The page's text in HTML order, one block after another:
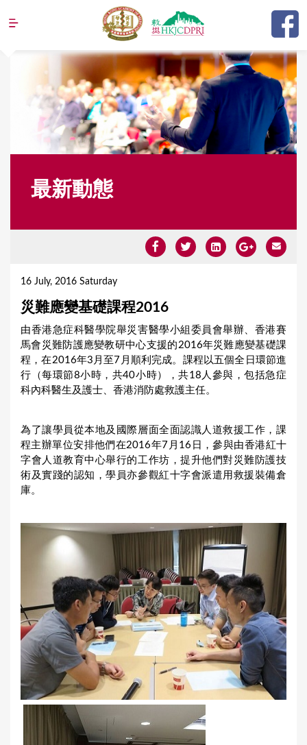
Jump to navigation
最新動態
16 July, 2016 Saturday
災難應變基礎課程2016
由香港急症科醫學院舉災害醫學小組委員會舉辦、香港賽
馬會災難防護應變教研中心支援的2016年災難應變基礎課
程，在2016年3月至7月順利完成。課程以五個全日環節進
行（每環節8小時，共40小時），共18人參與，包括急症
科內科醫生及護士、香港消防處救護主任。
為了讓學員從本地及國際層面全面認識人道救援工作，課
程主辦單位安排他們在2016年7月16日，參與由香港紅十
字會人道教育中心舉行的工作坊，提升他們對災難防護技
術及實踐的認知，學員亦參觀紅十字會派遣用救援裝備倉
庫。